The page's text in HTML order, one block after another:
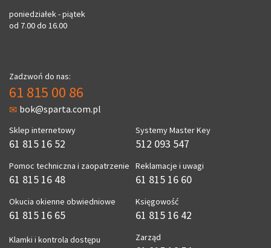
poniedziałek - piątek
od 7.00 do 16.00
Zadzwoń do nas:
61 815 00 86
bok@sparta.com.pl
Sklep internetowy
61 815 16 52
Pomoc techniczna i zaopatrzenie
61 815 16 48
Okucia okienne obwiedniowe
61 815 16 65
Klamki i kontrola dostępu
Systemy Master Key
512 093 547
Reklamacje i uwagi
61 815 16 60
Księgowość
61 815 16 42
Zarząd